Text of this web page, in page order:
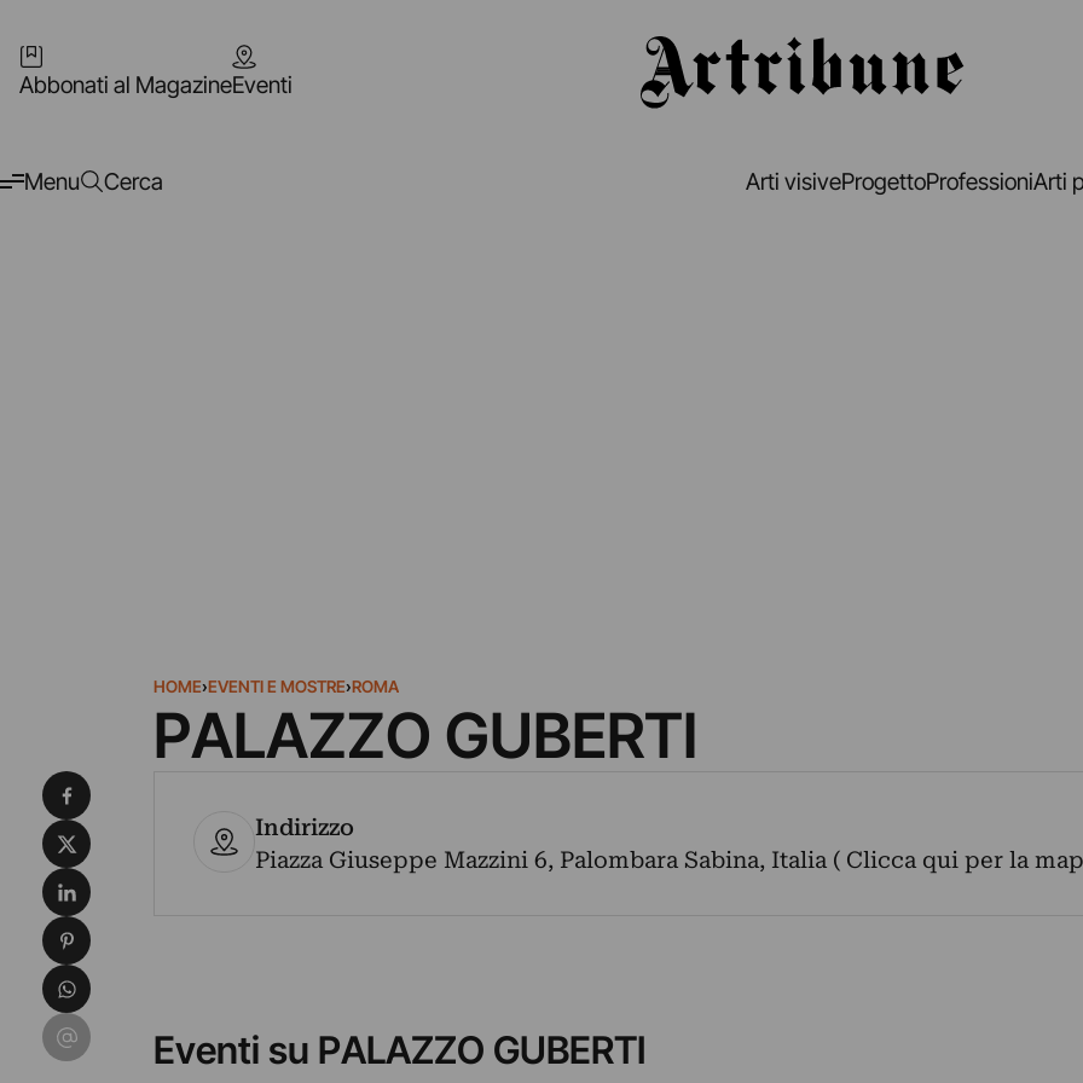
Abbonati al MagazineEventi
Menu Cerca Arti visiveProgettoProfessioniArti
HOME›EVENTI E MOSTRE›ROMA
PALAZZO GUBERTI
Indirizzo
Piazza Giuseppe Mazzini 6, Palombara Sabina, Italia ( Clicca qui per la
Eventi su PALAZZO GUBERTI
Condividi su Facebook
Condividi su X
Condividi su LinkedIn
Condividi su Pinterest
Condividi su WhatsApp
Condividi su Email